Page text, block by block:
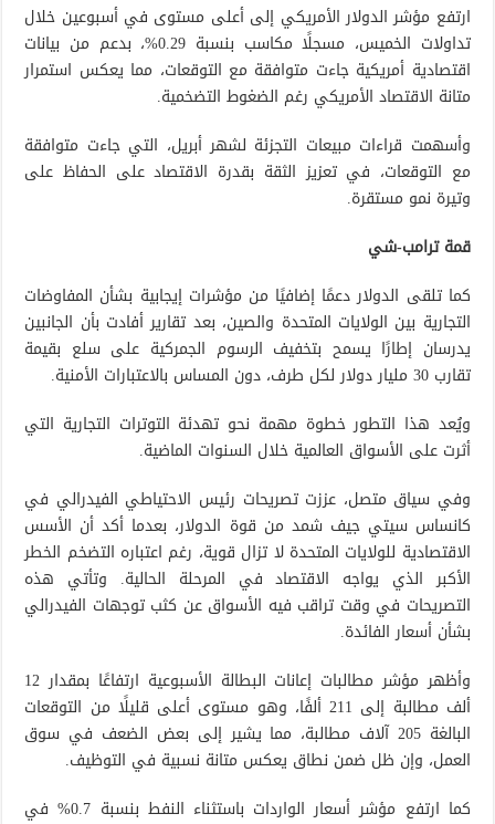
ارتفع مؤشر الدولار الأمريكي إلى أعلى مستوى في أسبوعين خلال
تداولات الخميس، مسجلًا مكاسب بنسبة 0.29%، بدعم من بيانات
اقتصادية أمريكية جاءت متوافقة مع التوقعات، مما يعكس استمرار
متانة الاقتصاد الأمريكي رغم الضغوط التضخمية.
وأسهمت قراءات مبيعات التجزئة لشهر أبريل، التي جاءت متوافقة
مع التوقعات، في تعزيز الثقة بقدرة الاقتصاد على الحفاظ على
وتيرة نمو مستقرة.
قمة ترامب-شي
كما تلقى الدولار دعمًا إضافيًا من مؤشرات إيجابية بشأن المفاوضات
التجارية بين الولايات المتحدة والصين، بعد تقارير أفادت بأن الجانبين
يدرسان إطارًا يسمح بتخفيف الرسوم الجمركية على سلع بقيمة
تقارب 30 مليار دولار لكل طرف، دون المساس بالاعتبارات الأمنية.
ويُعد هذا التطور خطوة مهمة نحو تهدئة التوترات التجارية التي
أثرت على الأسواق العالمية خلال السنوات الماضية.
وفي سياق متصل، عززت تصريحات رئيس الاحتياطي الفيدرالي في
كانساس سيتي جيف شمد من قوة الدولار، بعدما أكد أن الأسس
الاقتصادية للولايات المتحدة لا تزال قوية، رغم اعتباره التضخم الخطر
الأكبر الذي يواجه الاقتصاد في المرحلة الحالية. وتأتي هذه
التصريحات في وقت تراقب فيه الأسواق عن كثب توجهات الفيدرالي
بشأن أسعار الفائدة.
وأظهر مؤشر مطالبات إعانات البطالة الأسبوعية ارتفاعًا بمقدار 12
ألف مطالبة إلى 211 ألفًا، وهو مستوى أعلى قليلًا من التوقعات
البالغة 205 آلاف مطالبة، مما يشير إلى بعض الضعف في سوق
العمل، وإن ظل ضمن نطاق يعكس متانة نسبية في التوظيف.
كما ارتفع مؤشر أسعار الواردات باستثناء النفط بنسبة 0.7% في